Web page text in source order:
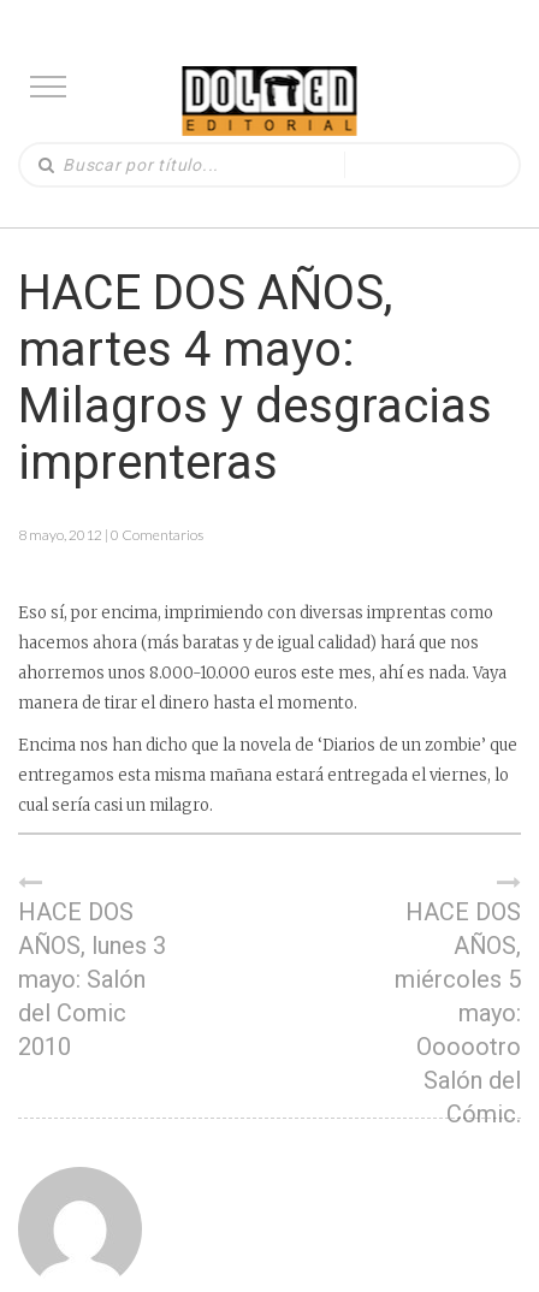
HACE DOS AÑOS,
martes 4 mayo:
Milagros y desgracias
imprenteras
8 mayo, 2012 | 0 Comentarios
Eso sí, por encima, imprimiendo con diversas imprentas como
hacemos ahora (más baratas y de igual calidad) hará que nos
ahorremos unos 8.000-10.000 euros este mes, ahí es nada. Vaya
manera de tirar el dinero hasta el momento.
Encima nos han dicho que la novela de ‘Diarios de un zombie’ que
entregamos esta misma mañana estará entregada el viernes, lo
cual sería casi un milagro.
HACE DOS
AÑOS, lunes 3
mayo: Salón
del Comic
2010
HACE DOS
AÑOS,
miércoles 5
mayo:
Oooootro
Salón del
Cómic.